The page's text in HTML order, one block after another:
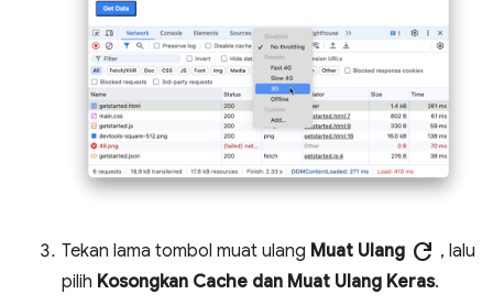
Tekan lama tombol muat ulang Muat Ulang refresh , lalu
pilih Kosongkan Cache dan Muat Ulang Keras.